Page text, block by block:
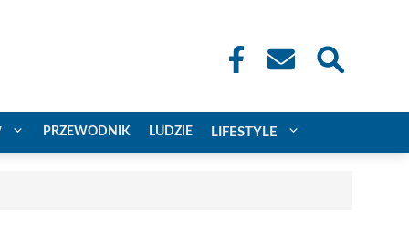
PRZEWODNIK LUDZIE LIFESTYLE